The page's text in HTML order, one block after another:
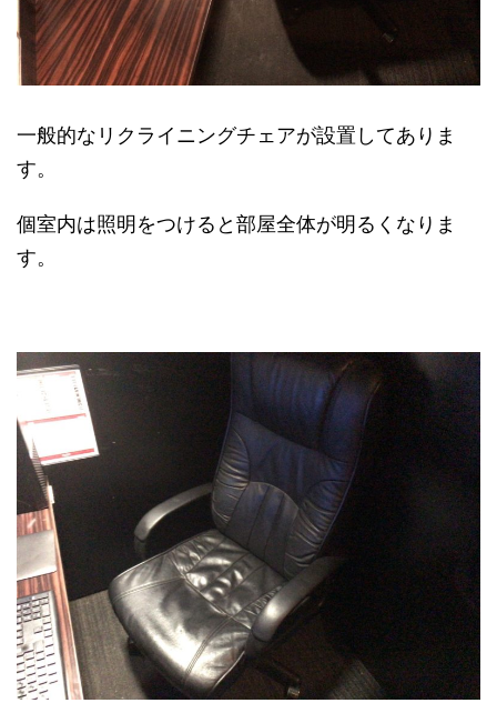
一般的なリクライニングチェアが設置してありま
す。
個室内は照明をつけると部屋全体が明るくなりま
す。